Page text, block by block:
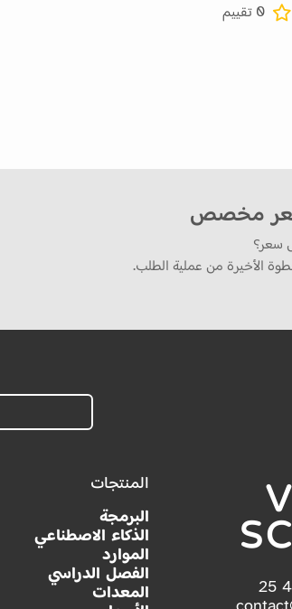
0 تقييم
مخصص
سعر؟
الأخيرة من عملية الطلب.
المنتجات
البرمجة
الذكاء الاصطناعي
الموارد
الفصل الدراسي
المعدات